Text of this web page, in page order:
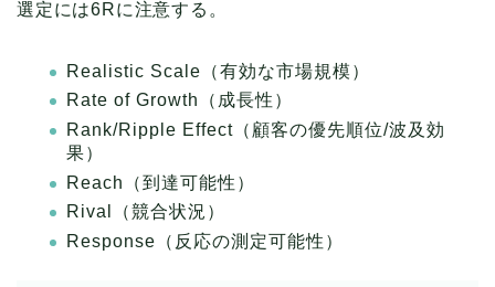
選定には6Rに注意する。
Realistic Scale（有効な市場規模）
Rate of Growth（成長性）
Rank/Ripple Effect（顧客の優先順位/波及効
果）
Reach（到達可能性）
Rival（競合状況）
Response（反応の測定可能性）